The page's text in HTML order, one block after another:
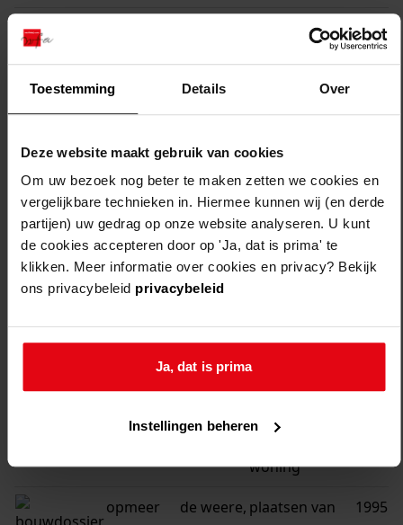
Toestemming Details Over
Deze website maakt gebruik van cookies
Om uw bezoek nog beter te maken zetten we cookies en
vergelijkbare technieken in. Hiermee kunnen wij (en derde
partijen) uw gedrag op onze website analyseren. U kunt
de cookies accepteren door op 'Ja, dat is prima' te
klikken. Meer informatie over cookies en privacy? Bekijk
ons privacybeleid privacybeleid
Ja, dat is prima
Instellingen beheren
plaatsen van
een berging
1998
opmeer
de weere,
de hooge
bouwen van
een bijkeuken
1996
opmeer
de weere,
de hooge
weere 10
plaatsen van
een dakkapel
1996
opmeer
de weere,
de hooge een schuurtje
opmeer
de weere,
de hooge
bouwen van
woning
1992
opmeer
de weere, plaatsen van
1995